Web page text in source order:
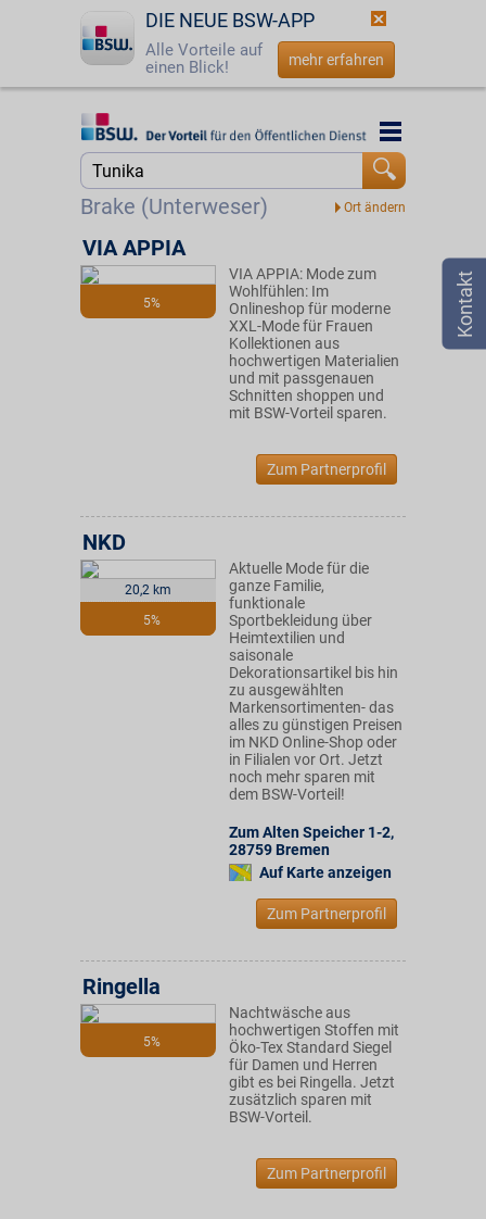
DIE NEUE BSW-APP
Alle Vorteile auf
einen Blick!
mehr erfahren
Startseite
☎ 0800 - 279 25 82
Brake (Unterweser)
Startseite
5%
VIA APPIA
VIA APPIA: Mode zum
Wohlfühlen: Im
Onlineshop für moderne
XXL-Mode für Frauen
Kollektionen aus
hochwertigen Materialien
und mit passgenauen
Schnitten shoppen und
mit BSW-Vorteil sparen.
Zum Partnerprofil
20,2 km
5%
NKD
Aktuelle Mode für die
ganze Familie,
funktionale
Sportbekleidung über
Heimtextilien und
saisonale
Dekorationsartikel bis hin
zu ausgewählten
Markensortimenten- das
alles zu günstigen Preisen
im NKD Online-Shop oder
in Filialen vor Ort. Jetzt
noch mehr sparen mit
dem BSW-Vorteil!
Zum Alten Speicher 1-2,
28759 Bremen
Auf Karte anzeigen
Zum Partnerprofil
5%
Ringella
Nachtwäsche aus
hochwertigen Stoffen mit
Öko-Tex Standard Siegel
für Damen und Herren
gibt es bei Ringella. Jetzt
zusätzlich sparen mit
BSW-Vorteil.
Zum Partnerprofil